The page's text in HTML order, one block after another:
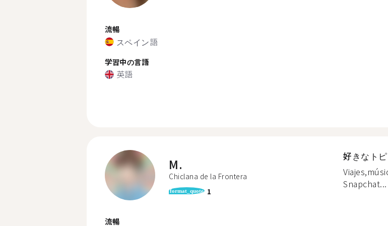
流暢
スペイン語
学習中の言語
英語
M.
Chiclana de la Frontera
format_quote 1
流暢
好きなト
Snapchat...